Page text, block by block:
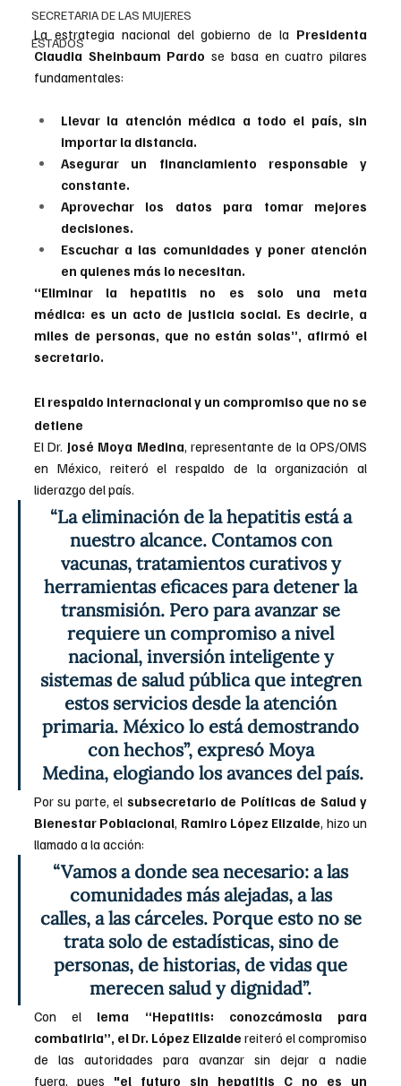
SECRETARIA DE LAS MUJERES
ESTADOS
La estrategia nacional del gobierno de la Presidenta
Claudia Sheinbaum Pardo se basa en cuatro pilares
fundamentales:
Llevar la atención médica a todo el país, sin
importar la distancia.
Asegurar un financiamiento responsable y
constante.
Aprovechar los datos para tomar mejores
decisiones.
Escuchar a las comunidades y poner atención
en quienes más lo necesitan.
“Eliminar la hepatitis no es solo una meta
médica: es un acto de justicia social. Es decirle, a
miles de personas, que no están solas”, afirmó el
secretario.
El respaldo internacional y un compromiso que no se
detiene
El Dr. José Moya Medina, representante de la OPS/OMS
en México, reiteró el respaldo de la organización al
liderazgo del país.
“La eliminación de la hepatitis está a
nuestro alcance. Contamos con
vacunas, tratamientos curativos y
herramientas eficaces para detener la
transmisión. Pero para avanzar se
requiere un compromiso a nivel
nacional, inversión inteligente y
sistemas de salud pública que integren
estos servicios desde la atención
primaria. México lo está demostrando
con hechos”, expresó Moya
Medina, elogiando los avances del país.
Por su parte, el subsecretario de Políticas de Salud y
Bienestar Poblacional, Ramiro López Elizalde, hizo un
llamado a la acción:
“Vamos a donde sea necesario: a las
comunidades más alejadas, a las
calles, a las cárceles. Porque esto no se
trata solo de estadísticas, sino de
personas, de historias, de vidas que
merecen salud y dignidad”.
Con el lema “Hepatitis: conozcámosla para
combatirla”, el Dr. López Elizalde reiteró el compromiso
de las autoridades para avanzar sin dejar a nadie
fuera, pues "el futuro sin hepatitis C no es un